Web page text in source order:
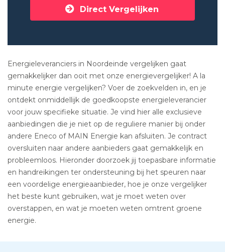
Direct Vergelijken
Energieleveranciers in Noordeinde vergelijken gaat
gemakkelijker dan ooit met onze energievergelijker! A la
minute energie vergelijken? Voer de zoekvelden in, en je
ontdekt onmiddellijk de goedkoopste energieleverancier
voor jouw specifieke situatie. Je vind hier alle exclusieve
aanbiedingen die je niet op de reguliere manier bij onder
andere Eneco of MAIN Energie kan afsluiten. Je contract
oversluiten naar andere aanbieders gaat gemakkelijk en
probleemloos. Hieronder doorzoek jij toepasbare informatie
en handreikingen ter ondersteuning bij het speuren naar
een voordelige energieaanbieder, hoe je onze vergelijker
het beste kunt gebruiken, wat je moet weten over
overstappen, en wat je moeten weten omtrent groene
energie.